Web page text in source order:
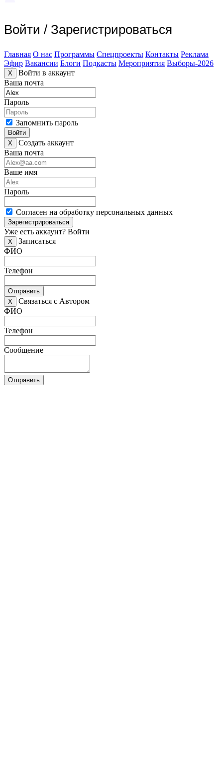
Войти / Зарегистрироваться
Главная О нас Программы Спецпроекты Контакты Реклама
Эфир Вакансии Блоги Подкасты Мероприятия Выборы-2026
X
Войти в аккаунт
Ваша почта
Пароль
Запомнить пароль
Войти
X
Создать аккаунт
Ваша почта
Ваше имя
Пароль
Согласен на обработку персональных данных
Зарегистрироваться
Уже есть аккаунт? Войти
X
Записаться
ФИО
Телефон
Отправить
X
Связаться с Автором
ФИО
Телефон
Сообщение
Отправить